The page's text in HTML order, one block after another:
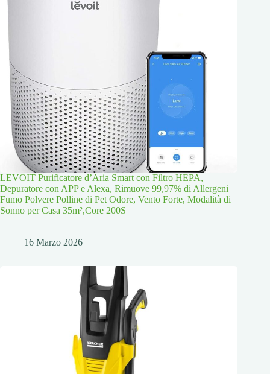
LEVOIT Purificatore d’Aria Smart con Filtro HEPA,
Depuratore con APP e Alexa, Rimuove 99,97% di Allergeni
Fumo Polvere Polline di Pet Odore, Vento Forte, Modalità di
Sonno per Casa 35m²,Core 200S
16 Marzo 2026